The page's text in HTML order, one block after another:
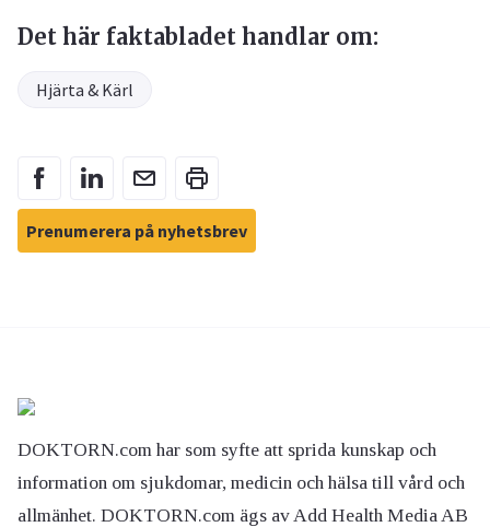
Det här faktabladet handlar om:
Hjärta & Kärl
Prenumerera på nyhetsbrev
DOKTORN.com har som syfte att sprida kunskap och
information om sjukdomar, medicin och hälsa till vård och
allmänhet. DOKTORN.com ägs av Add Health Media AB